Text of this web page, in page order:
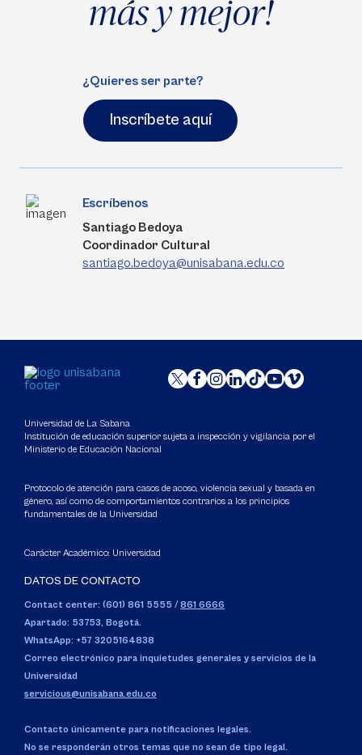
más y mejor!
¿Quieres ser parte?
Inscríbete aquí
Escríbenos
Santiago Bedoya
Coordinador Cultural
santiago.bedoya@unisabana.edu.co
Universidad de La Sabana
Institución de educación superior sujeta a inspección y vigilancia por el
Ministerio de Educación Nacional
Protocolo de atención para casos de acoso, violencia sexual y basada en
género, así como de comportamientos contrarios a los principios
fundamentales de la Universidad
Carácter Académico: Universidad
DATOS DE CONTACTO
Contact center: (601) 861 5555 / 861 6666
Apartado: 53753, Bogotá.
WhatsApp: +57 3205164838
Correo electrónico para inquietudes generales y servicios de la
Universidad
servicious@unisabana.edu.co
Contacto únicamente para notificaciones legales.
No se responderán otros temas que no sean de tipo legal.